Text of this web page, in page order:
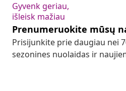
Gyvenk geriau,
išleisk mažiau
Prenumeruokite mūsų
Prisijunkite prie daugiau nei
sezonines nuolaidas ir